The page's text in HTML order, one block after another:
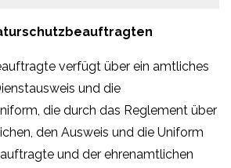
verfügt über ein amtliches
und die
die durch das Reglement über
den Ausweis und die Uniform
und der ehrenamtlichen